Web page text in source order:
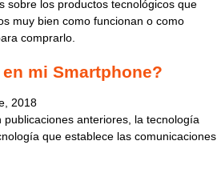
sobre los productos tecnológicos que
muy bien como funcionan o como
comprarlo.
mi Smartphone?
2018
anteriores, la tecnología
que establece las comunicaciones